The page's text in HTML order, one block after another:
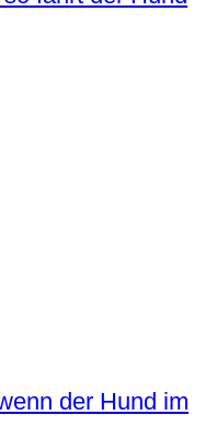
der Hund im